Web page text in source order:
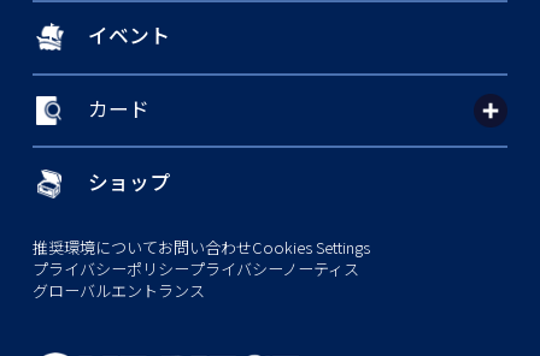
イベント
カード
ショップ
推奨環境についてお問い合わせCookies Settings
プライバシーポリシープライバシーノーティス
グローバルエントランス